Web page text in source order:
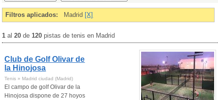
Filtros aplicados: Madrid [X]
1 al20 de120 pistas de tenis en Madrid
Club de Golf Olivar de
la Hinojosa
Tenis » Madrid ciudad (Madrid)
El campo de golf Olivar de la
Hinojosa dispone de 27 hoyos